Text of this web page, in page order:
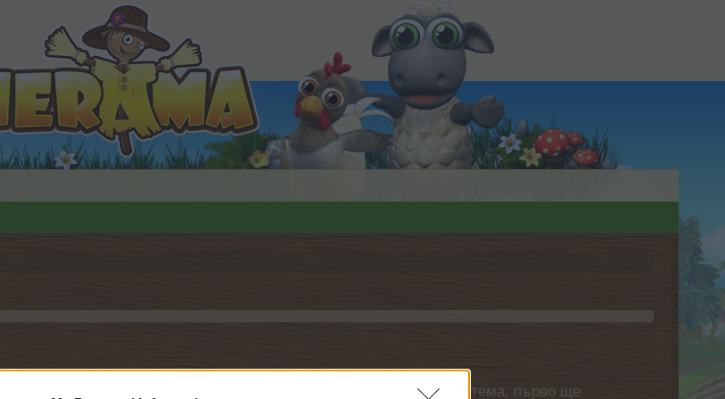
в дискусиите, или искате да започнете своя собствена тема, първо ще